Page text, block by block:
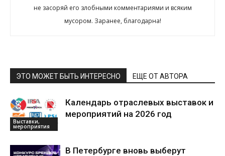
не засоряй его злобными комментариями и всяким
мусором. Заранее, благодарна!
ЭТО МОЖЕТ БЫТЬ ИНТЕРЕСНО ЕЩЕ ОТ АВТОРА
Выставки,
мероприятия
Календарь отраслевых выставок и
мероприятий на 2026 год
В Петербурге вновь выберут